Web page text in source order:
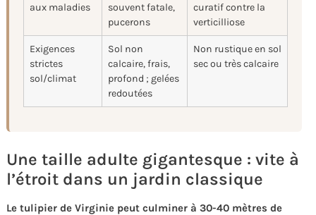
aux maladies
souvent fatale,
pucerons
curatif contre la
verticilliose
Exigences
strictes
sol/climat
Sol non
calcaire, frais,
profond ; gelées
redoutées
Non rustique en sol
sec ou très calcaire
Une taille adulte gigantesque : vite à
l’étroit dans un jardin classique
Le tulipier de Virginie peut culminer à 30-40 mètres de